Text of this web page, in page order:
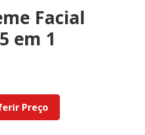
Facial
em 1
Preço